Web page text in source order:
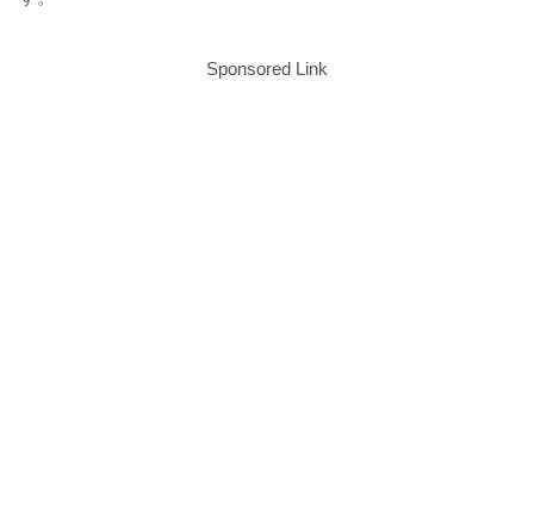
Sponsored Link